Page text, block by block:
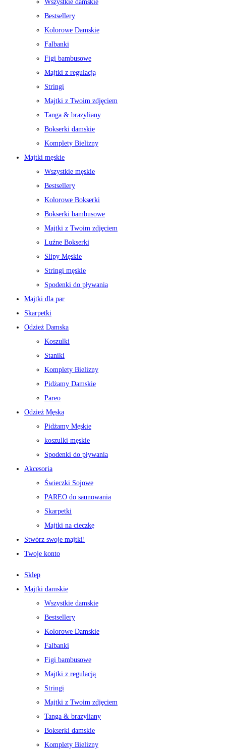
Wszystkie damskie
Bestsellery
Kolorowe Damskie
Falbanki
Figi bambusowe
Majtki z regulacją
Stringi
Majtki z Twoim zdjęciem
Tanga & brazyliany
Bokserki damskie
Komplety Bielizny
Majtki męskie
Wszystkie męskie
Bestsellery
Kolorowe Bokserki
Bokserki bambusowe
Majtki z Twoim zdjęciem
Luźne Bokserki
Slipy Męskie
Stringi męskie
Spodenki do pływania
Majtki dla par
Skarpetki
Odzież Damska
Koszulki
Staniki
Komplety Bielizny
Pidżamy Damskie
Pareo
Odzież Męska
Pidżamy Męskie
koszulki męskie
Spodenki do pływania
Akcesoria
Świeczki Sojowe
PAREO do saunowania
Skarpetki
Majtki na cieczkę
Stwórz swoje majtki!
Twoje konto
Sklep
Majtki damskie
Wszystkie damskie
Bestsellery
Kolorowe Damskie
Falbanki
Figi bambusowe
Majtki z regulacją
Stringi
Majtki z Twoim zdjęciem
Tanga & brazyliany
Bokserki damskie
Komplety Bielizny